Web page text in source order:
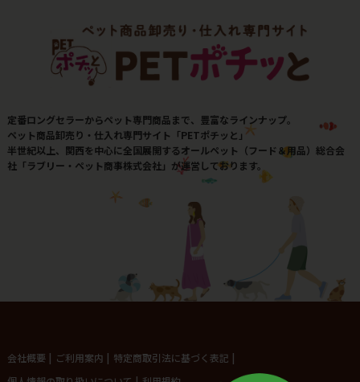
定番ロングセラーからペット専門商品まで、豊富なラインナップ。
ペット商品卸売り・仕入れ専門サイト「PETポチッと」
半世紀以上、関西を中心に全国展開するオールペット（フード＆用品）総合会
社「ラブリー・ペット商事株式会社」が運営しております。
会社概要 | ご利用案内 | 特定商取引法に基づく表記 |